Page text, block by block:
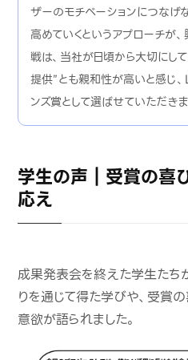
ザーのモチベーションにつなげ
高めていくというアプローチが
戦は、当社が日頃から大切にし
提供”とも親和性が高いと感じ
ンズ賞として選ばせていただきま
学生の声｜受賞の喜
応え
成果発表会を終えた学生たち
りを通じて得た学びや、受賞
意欲が語られました。